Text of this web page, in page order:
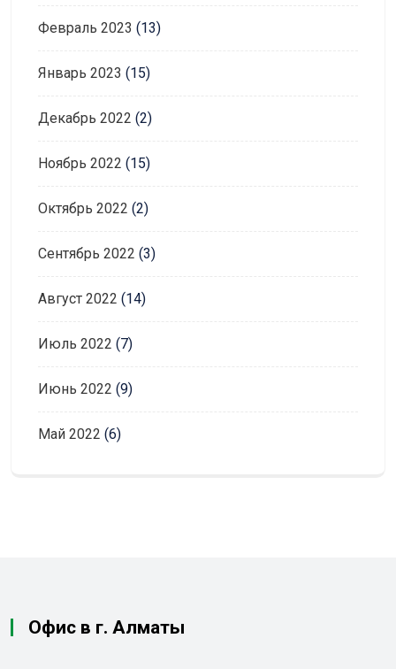
Февраль 2023 (13)
Январь 2023 (15)
Декабрь 2022 (2)
Ноябрь 2022 (15)
Октябрь 2022 (2)
Сентябрь 2022 (3)
Август 2022 (14)
Июль 2022 (7)
Июнь 2022 (9)
Май 2022 (6)
Офис в г. Алматы